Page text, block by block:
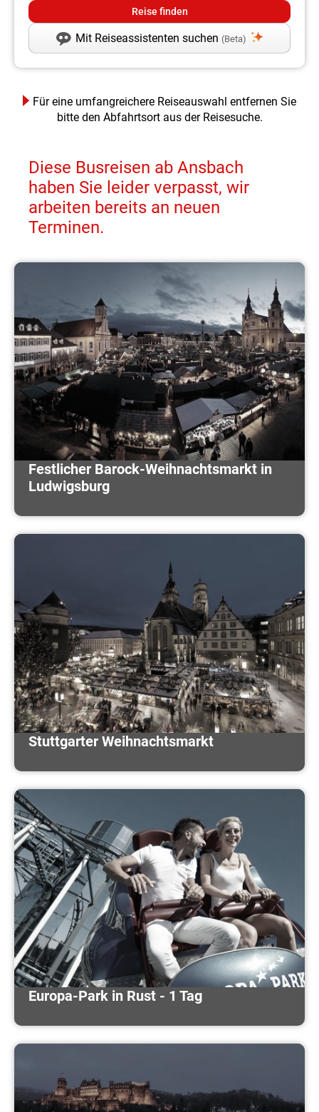
Mit Reiseassistenten suchen (Beta)
Für eine umfangreichere Reiseauswahl entfernen Sie
bitte den Abfahrtsort aus der Reisesuche.
Diese Busreisen ab Ansbach
haben Sie leider verpasst, wir
arbeiten bereits an neuen
Terminen.
Festlicher Barock-Weihnachtsmarkt in
Ludwigsburg
Stuttgarter Weihnachtsmarkt
Europa-Park in Rust - 1 Tag